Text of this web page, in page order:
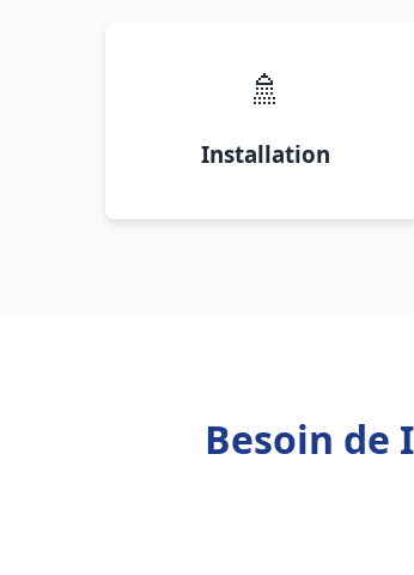
🚿
Installation
Besoin de